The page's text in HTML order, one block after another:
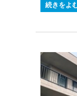
続きをよ